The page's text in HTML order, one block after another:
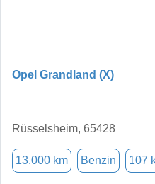
Opel Grandland (X)
Rüsselsheim, 65428
13.000 km Benzin 107